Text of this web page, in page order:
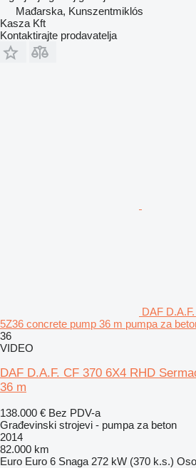
Mađarska, Kunszentmiklós
Kasza Kft
Kontaktirajte prodavatelja
DAF
5Z36 concrete pump 36 m pumpa za
36
VIDEO
DAF D.A.F. CF 370 6X4 RHD
36 m
138.000 € Bez PDV-a
Građevinski strojevi - pumpa za beton
2014
82.000 km
Euro Euro 6 Snaga 272 kW (370 k.s.)